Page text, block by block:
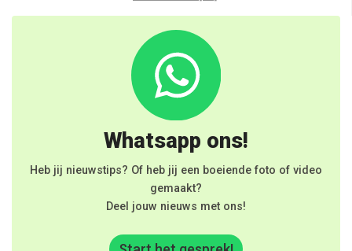
Whatsapp ons!
Heb jij nieuwstips? Of heb jij een boeiende foto of video
gemaakt?
Deel jouw nieuws met ons!